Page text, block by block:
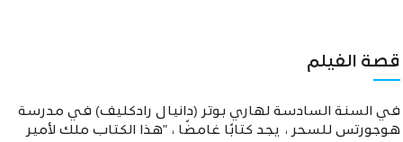
قصة الفيلم
في السنة السادسة لهاري بوتر (دانيال رادكليف) في مدرسة
هوجورتس للسحر ، يجد كتابًا غامضًا ، "هذا الكتاب ملك لأمير